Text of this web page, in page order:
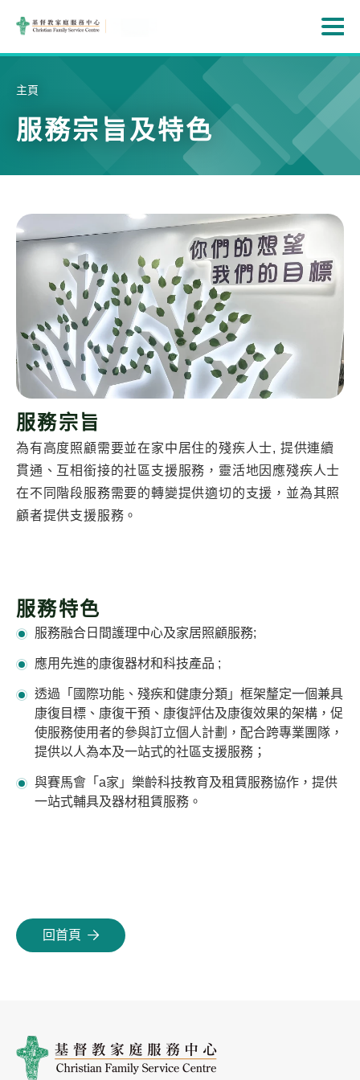
打
主頁
服務宗旨及特色
服務宗旨
為有高度照顧需要並在家中居住的殘疾人士, 提供連續
貫通、互相銜接的社區支援服務，靈活地因應殘疾人士
在不同階段服務需要的轉變提供適切的支援，並為其照
顧者提供支援服務。
服務特色
服務融合日間護理中心及家居照顧服務;
應用先進的康復器材和科技產品 ;
透過「國際功能、殘疾和健康分類」框架釐定一個兼具
康復目標、康復干預、康復評估及康復效果的架構，促
使服務使用者的參與訂立個人計劃，配合跨專業團隊，
提供以人為本及一站式的社區支援服務；
與賽馬會「a家」樂齡科技教育及租賃服務協作，提供
一站式輔具及器材租賃服務。
回首頁